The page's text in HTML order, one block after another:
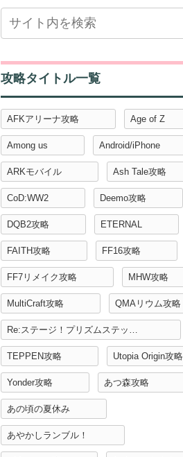
攻略タイトル一覧
AFKアリーナ攻略 Age of Z
Among us Android/iPhone
ARKモバイル Ash Tale攻略
CoD:WW2 Deemo攻略
DQB2攻略 ETERNAL
FAITH攻略 FF16攻略
FF7リメイク攻略 MHW攻略
MultiCraft攻略 QMAリウム攻略
TEPPEN攻略 Utopia Origin攻略
Yonder攻略 あつ森攻略
あの頃の夏休み
あやかしランブル！